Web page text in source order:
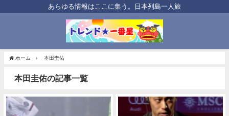
あらゆる情報はここに集う。日本列島一人旅
ホーム 本田圭佑
本田圭佑の記事一覧